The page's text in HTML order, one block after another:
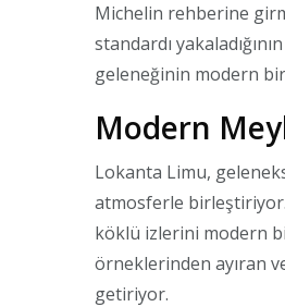
Michelin rehberine
standardı
geleneğinin modern bir
Modern
Lokanta Limu,
atmosferle
köklü izlerini modern
örneklerinden ayıran
getiriyor.